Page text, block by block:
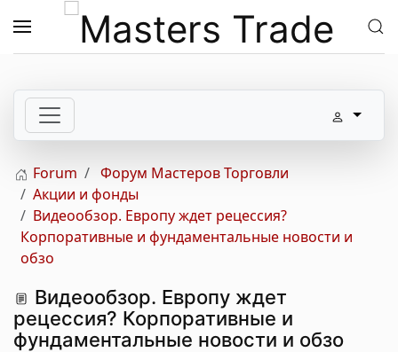
Skip to main content
Forum
Форум Мастеров Торговли
Акции и фонды
Видеообзор. Европу ждет рецессия?
Корпоративные и фундаментальные новости и
обзо
Видеообзор. Европу ждет
рецессия? Корпоративные и
фундаментальные новости и обзо